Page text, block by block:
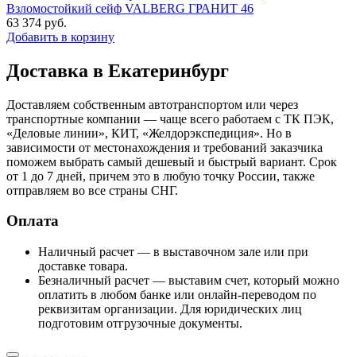
Взломостойкий сейф VALBERG ГРАНИТ 46
63 374 руб.
Добавить в корзину
Доставка в Екатеринбург
Доставляем собственным автотранспортом или через
транспортные компании — чаще всего работаем с ТК ПЭК,
«Деловые линии», КИТ, «Желдорэкспедиция». Но в
зависимости от местонахождения и требований заказчика
поможем выбрать самый дешевый и быстрый вариант. Срок
от 1 до 7 дней, причем это в любую точку России, также
отправляем во все страны СНГ.
Оплата
Наличный расчет — в выставочном зале или при
доставке товара.
Безналичный расчет — выставим счет, который можно
оплатить в любом банке или онлайн-переводом по
реквизитам организации. Для юридических лиц
подготовим отгрузочные документы.